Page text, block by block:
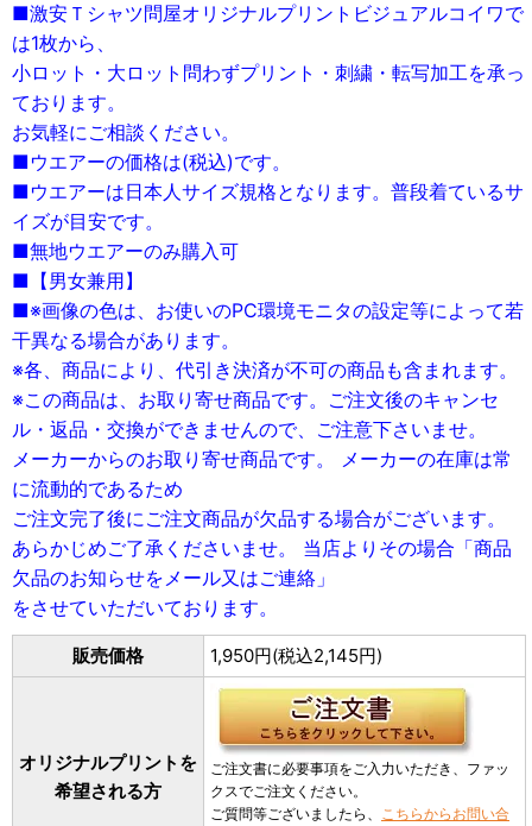
■激安Ｔシャツ問屋オリジナルプリントビジュアルコイワで
は1枚から、
小ロット・大ロット問わずプリント・刺繍・転写加工を承っ
ております。
お気軽にご相談ください。
■ウエアーの価格は(税込)です。
■ウエアーは日本人サイズ規格となります。普段着ているサ
イズが目安です。
■無地ウエアーのみ購入可
■【男女兼用】
■※画像の色は、お使いのPC環境モニタの設定等によって若
干異なる場合があります。
※各、商品により、代引き決済が不可の商品も含まれます。
※この商品は、お取り寄せ商品です。ご注文後のキャンセ
ル・返品・交換ができませんので、ご注意下さいませ。
メーカーからのお取り寄せ商品です。 メーカーの在庫は常
に流動的であるため
ご注文完了後にご注文商品が欠品する場合がございます。
あらかじめご了承くださいませ。 当店よりその場合「商品
欠品のお知らせをメール又はご連絡」
をさせていただいております。
販売価格 1,950円(税込2,145円)
オリジナルプリントを
希望される方
ご注文書に必要事項をご入力いただき、ファッ
クスでご注文ください。
ご質問等ございましたら、 こちらからお問い合